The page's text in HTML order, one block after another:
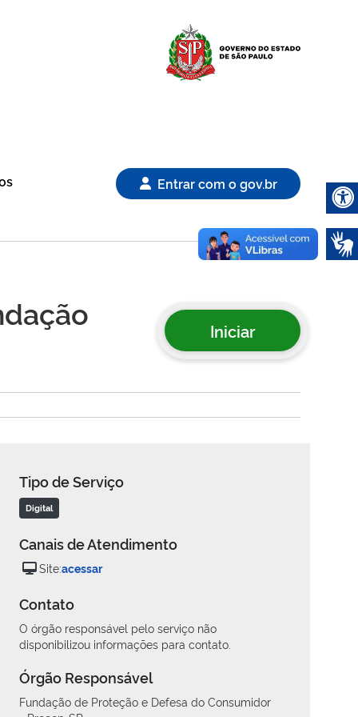
Entrar com o gov.br
Iniciar
Tipo de Serviço
Digital
Canais de Atendimento
Site:acessar
Contato
O órgão responsável pelo serviço não
disponibilizou informações para contato.
Órgão Responsável
Fundação de Proteção e Defesa do Consumidor